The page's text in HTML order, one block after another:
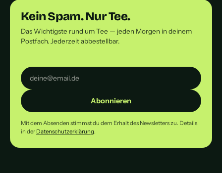
Kein Spam. Nur Tee.
Das Wichtigste rund um Tee — jeden Morgen in deinem
Postfach. Jederzeit abbestellbar.
Abonnieren
Mit dem Absenden stimmst du dem Erhalt des Newsletters zu. Details
in der Datenschutzerklärung.